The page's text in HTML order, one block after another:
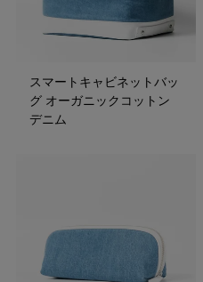
スマートキャビネットバッ
グ オーガニックコットン
デニム